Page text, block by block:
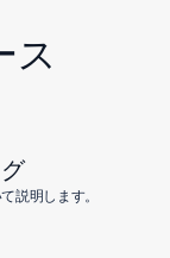
ス
説明します。